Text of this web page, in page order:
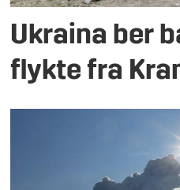
Ukraina ber
flykte fra